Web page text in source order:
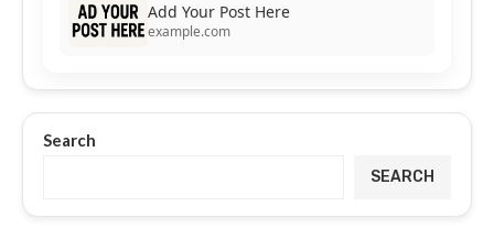
Add Your Post Here
example.com
Search
SEARCH